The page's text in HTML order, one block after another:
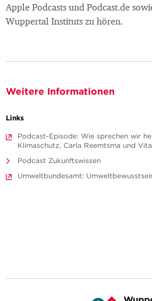
Apple Podcasts und Podcast.de
Wuppertal Instituts zu hören.
Weitere Informationen
Links
Podcast-Episode: Wie sprechen wir
Klimaschutz, Carla Reemtsma und
Podcast Zukunftswissen
Umweltbundesamt: